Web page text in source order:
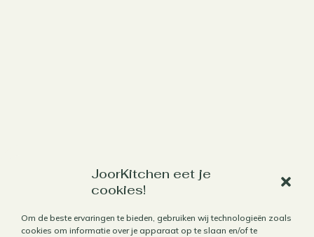
JoorKitchen eet je
cookies!
Om de beste ervaringen te bieden, gebruiken wij technologieën zoals
cookies om informatie over je apparaat op te slaan en/of te
Werk met mij samen
Horecafotografie